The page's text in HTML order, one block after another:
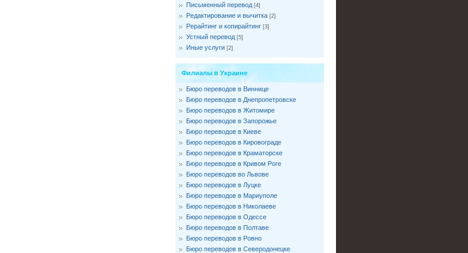
Письменный перевод [4]
Редактирование и вычитка [2]
Рерайтинг и копирайтинг [3]
Устный перевод [5]
Иные услуги [2]
Филиалы в Украине
Бюро переводов в Виннице
Бюро переводов в Днепропетровске
Бюро переводов в Житомире
Бюро переводов в Запорожье
Бюро переводов в Киеве
Бюро переводов в Кировограде
Бюро переводов в Краматорске
Бюро переводов в Кривом Роге
Бюро переводов во Львове
Бюро переводов в Луцке
Бюро переводов в Мариуполе
Бюро переводов в Николаеве
Бюро переводов в Одессе
Бюро переводов в Полтаве
Бюро переводов в Ровно
Бюро переводов в Северодонецке